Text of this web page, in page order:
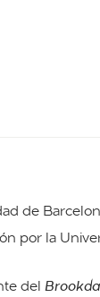
de
por la
del